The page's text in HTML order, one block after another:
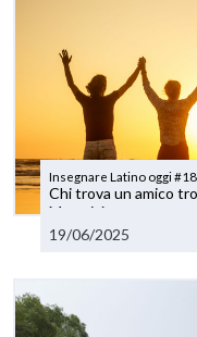
Insegnare Latino oggi #18
Chi trova un amico
Maturità
19/06/2025